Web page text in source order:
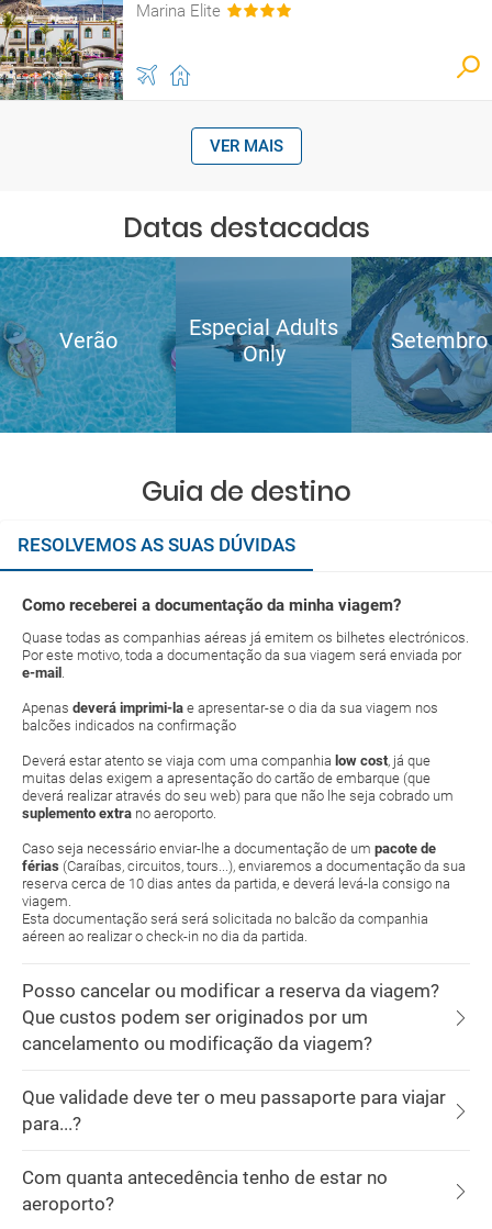
Marina Elite
VER MAIS
Datas destacadas
Verão
Especial Adults
Only
Setembro
Guia de destino
RESOLVEMOS AS SUAS DÚVIDAS
Como receberei a documentação da minha viagem?
Quase todas as companhias aéreas já emitem os bilhetes electrónicos.
Por este motivo, toda a documentação da sua viagem será enviada por
e-mail .
Apenas deverá imprimi-la e apresentar-se o dia da sua viagem nos
balcões indicados na confirmação
Deverá estar atento se viaja com uma companhia low cost, já que
muitas delas exigem a apresentação do cartão de embarque (que
deverá realizar através do seu web) para que não lhe seja cobrado um
suplemento extra no aeroporto.
Caso seja necessário enviar-lhe a documentação de um pacote de
férias (Caraíbas, circuitos, tours...), enviaremos a documentação da sua
reserva cerca de 10 dias antes da partida, e deverá levá-la consigo na
viagem.
Esta documentação será será solicitada no balcão da companhia
aéreen ao realizar o check-in no dia da partida.
Posso cancelar ou modificar a reserva da viagem?
Que custos podem ser originados por um
cancelamento ou modificação da viagem?
Que validade deve ter o meu passaporte para viajar
para...?
Com quanta antecedência tenho de estar no
aeroporto?